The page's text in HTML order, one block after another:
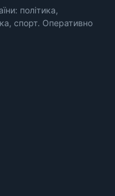
політика,
спорт. Оперативно